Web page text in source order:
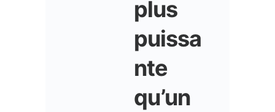
plus
puissa
nte
qu’un